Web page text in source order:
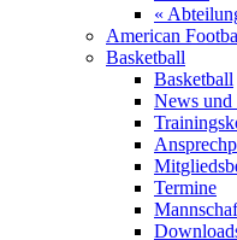
«
American
Basketball
Basketball
News und
Termine